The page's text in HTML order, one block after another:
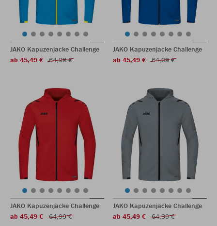
JAKO Kapuzenjacke Challenge
ab 45,49 €
64,99 €
JAKO Kapuzenjacke Challenge
ab 45,49 €
64,99 €
JAKO Kapuzenjacke Challenge
ab 45,49 €
64,99 €
JAKO Kapuzenjacke Challenge
ab 45,49 €
64,99 €